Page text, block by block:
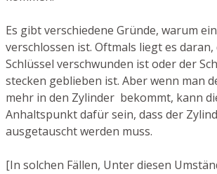
Es gibt verschiedene Gründe, warum
verschlossen ist. Oftmals liegt es daran,
Schlüssel verschwunden ist oder der
stecken geblieben ist. Aber wenn man
mehr in den Zylinder bekommt, kann
Anhaltspunkt dafür sein, dass der
ausgetauscht werden muss.
[In solchen Fällen, Unter diesen